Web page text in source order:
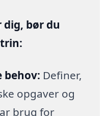
bør du
behov: Definer,
opgaver og
brug for